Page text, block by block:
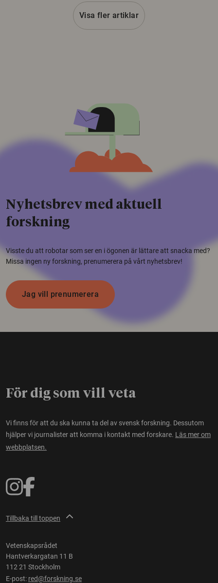
Visa fler artiklar
Nyhetsbrev med aktuell
forskning
Visste du att robotar som ser en i ögonen är lättare att snacka med?
Missa ingen ny forskning, prenumerera på vårt nyhetsbrev!
Jag vill prenumerera
För dig som vill veta
Vi finns för att du ska kunna ta del av svensk forskning. Dessutom
hjälper vi journalister att komma i kontakt med forskare. Läs mer om
webbplatsen.
Tillbaka till toppen
Vetenskapsrådet
Hantverkargatan 11 B
112 21 Stockholm
E-post: red@forskning.se